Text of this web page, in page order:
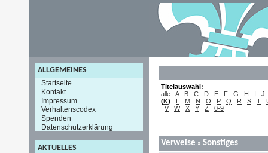
ALLGEMEINES
Startseite
Kontakt
Impressum
Verhaltenscodex
Spenden
Datenschutzerklärung
AKTUELLES
Titelauswahl:
alle
A B C D E F G H I
J
(K) L M N O P Q R S T
V
W X Y Z 0-9
Verweise » Sonstiges